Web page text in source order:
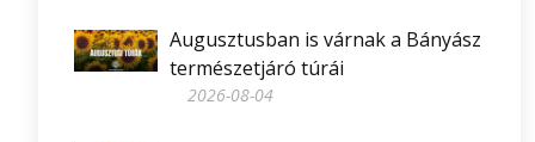
Augusztusban is várnak a Bányász
természetjáró túrái
2026-08-04